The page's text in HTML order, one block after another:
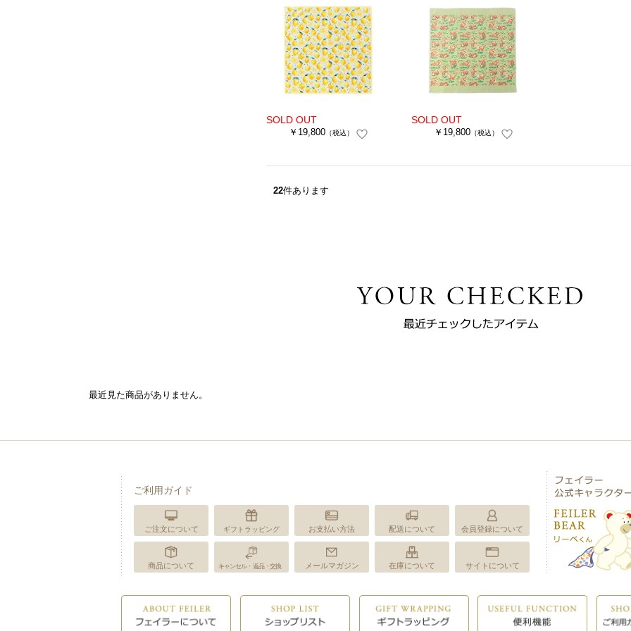
￥19,800 （税込） ￥19,800 （税込）
22件あります
最近見た商品がありません。
ご利用ガイド
ご注文について ギフトラッピング お支払い方法 配送について 会員登録について
商品について キャンセル・返品・交換 メールマガジン 在庫について サイトについて